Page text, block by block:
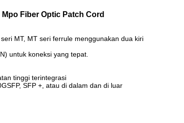
Fiber Optic Patch Cord
MT, MT seri ferrule menggunakan dua kiri
untuk koneksi yang tepat.
tinggi terintegrasi
SFP +, atau di dalam dan di luar